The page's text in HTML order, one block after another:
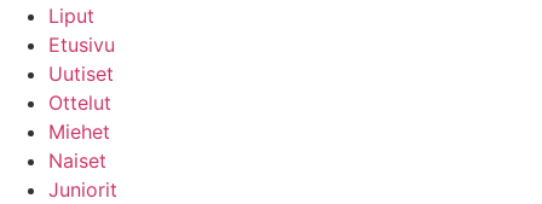
Liput
Etusivu
Uutiset
Ottelut
Miehet
Naiset
Juniorit